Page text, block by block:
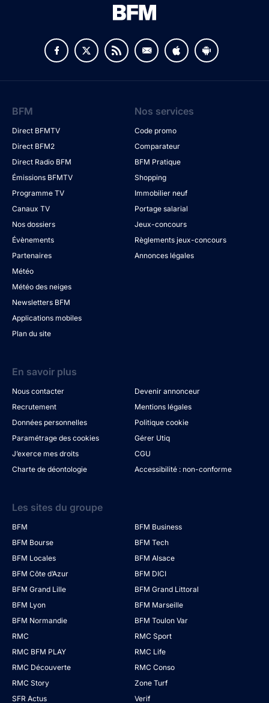
BFM
Direct BFMTV
Direct BFM2
Direct Radio BFM
Émissions BFMTV
Programme TV
Canaux TV
Nos dossiers
Évènements
Partenaires
Météo
Météo des neiges
Newsletters BFM
Applications mobiles
Plan du site
Nos services
Code promo
Comparateur
BFM Pratique
Shopping
Immobilier neuf
Portage salarial
Jeux-concours
Règlements jeux-concours
Annonces légales
En savoir plus
Nous contacter
Devenir annonceur
Recrutement
Mentions légales
Données personnelles
Politique cookie
Paramétrage des cookies
Gérer Utiq
J’exerce mes droits
CGU
Charte de déontologie
Accessibilité : non-conforme
Les sites du groupe
BFM
BFM Business
BFM Bourse
BFM Tech
BFM Locales
BFM Alsace
BFM Côte d’Azur
BFM DICI
BFM Grand Lille
BFM Grand Littoral
BFM Lyon
BFM Marseille
BFM Normandie
BFM Toulon Var
RMC
RMC Sport
RMC BFM PLAY
RMC Life
RMC Découverte
RMC Conso
RMC Story
Zone Turf
SFR Actus
Verif